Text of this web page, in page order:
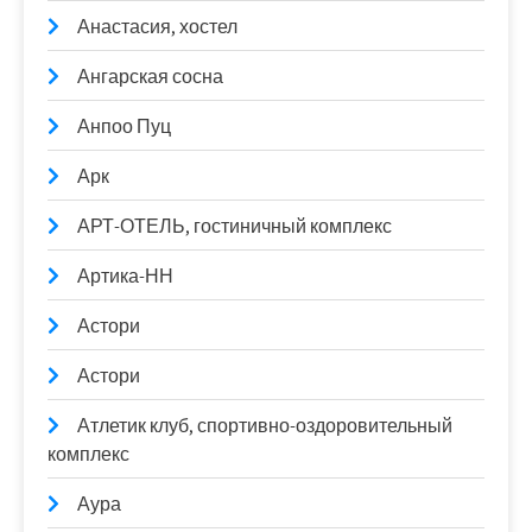
Анастасия, хостел
Ангарская сосна
Анпоо Пуц
Арк
АРТ-ОТЕЛЬ, гостиничный комплекс
Артика-НН
Астори
Астори
Атлетик клуб, спортивно-оздоровительный
комплекс
Аура